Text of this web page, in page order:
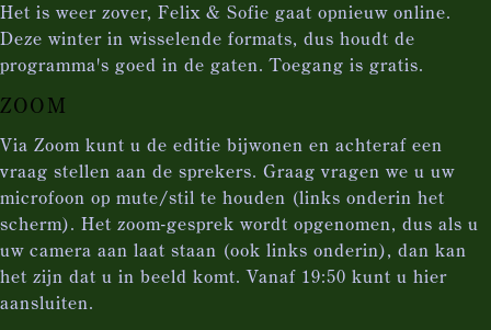
Het is weer zover, Felix & Sofie gaat opnieuw online.
Deze winter in wisselende formats, dus houdt de
programma's goed in de gaten. Toegang is gratis.
ZOOM
Via Zoom kunt u de editie bijwonen en achteraf een
vraag stellen aan de sprekers. Graag vragen we u uw
microfoon op mute/stil te houden (links onderin het
scherm). Het zoom-gesprek wordt opgenomen, dus als u
uw camera aan laat staan (ook links onderin), dan kan
het zijn dat u in beeld komt. Vanaf 19:50 kunt u hier
aansluiten.